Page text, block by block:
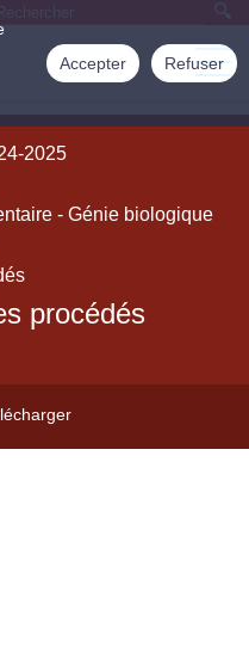
Accepter Refuser
2025
- Génie biologique
procédés